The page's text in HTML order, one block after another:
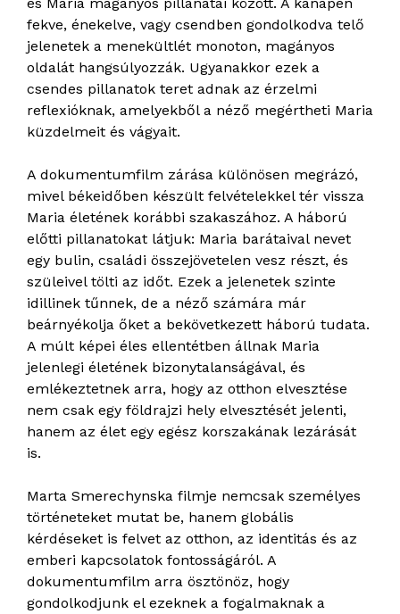
fekve, énekelve, vagy csendben gondolkodva telő
jelenetek a menekültlét monoton, magányos
oldalát hangsúlyozzák. Ugyanakkor ezek a
csendes pillanatok teret adnak az érzelmi
reflexióknak, amelyekből a néző megértheti Maria
küzdelmeit és vágyait.
A dokumentumfilm zárása különösen megrázó,
mivel békeidőben készült felvételekkel tér vissza
Maria életének korábbi szakaszához. A háború
előtti pillanatokat látjuk: Maria barátaival nevet
egy bulin, családi összejövetelen vesz részt, és
szüleivel tölti az időt. Ezek a jelenetek szinte
idillinek tűnnek, de a néző számára már
beárnyékolja őket a bekövetkezett háború tudata.
A múlt képei éles ellentétben állnak Maria
jelenlegi életének bizonytalanságával, és
emlékeztetnek arra, hogy az otthon elvesztése
nem csak egy földrajzi hely elvesztését jelenti,
hanem az élet egy egész korszakának lezárását
is.
Marta Smerechynska filmje nemcsak személyes
történeteket mutat be, hanem globális
kérdéseket is felvet az otthon, az identitás és az
emberi kapcsolatok fontosságáról. A
dokumentumfilm arra ösztönöz, hogy
gondolkodjunk el ezeknek a fogalmaknak a